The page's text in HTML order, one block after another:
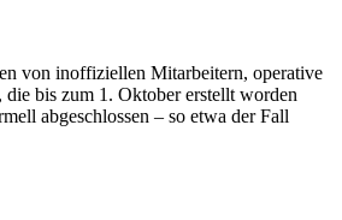
von inoffiziellen Mitarbeitern, operative
bis zum 1. Oktober erstellt worden
abgeschlossen – so etwa der Fall